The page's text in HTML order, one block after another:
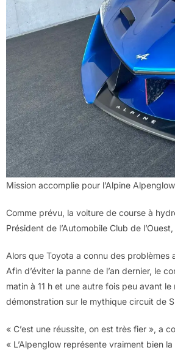
Mission accomplie pour l’Alpine
Comme prévu, la voiture de course à
Président de l’Automobile Club de
Alors que Toyota a connu des problèmes
Afin d’éviter la panne de l’an dernier, le
matin à 11 h et une autre fois peu avant
démonstration sur le mythique circuit de
« C’est une réussite, on est très fier », a
« L’Alpenglow représente vraiment bien